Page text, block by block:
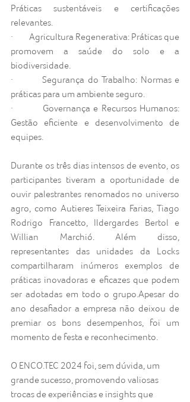
Práticas sustentáveis e certificações
relevantes.
·         Agricultura Regenerativa: Práticas que
promovem a saúde do solo e a
biodiversidade.
·         Segurança do Trabalho: Normas e
práticas para um ambiente seguro.
·         Governança e Recursos Humanos:
Gestão eficiente e desenvolvimento de
equipes.
Durante os três dias intensos de evento, os
participantes tiveram a oportunidade de
ouvir palestrantes renomados no universo
agro, como Autieres Teixeira Farias, Tiago
Rodrigo Francetto, Ildergardes Bertol e
Willian Marchió. Além disso,
representantes das unidades da Locks
compartilharam inúmeros exemplos de
práticas inovadoras e eficazes que podem
ser adotadas em todo o grupo.Apesar do
ano desafiador a empresa não deixou de
premiar os bons desempenhos, foi um
momento de festa e reconhecimento.
O ENCO.TEC 2024 foi, sem dúvida, um
grande sucesso, promovendo valiosas
trocas de experiências e insights que